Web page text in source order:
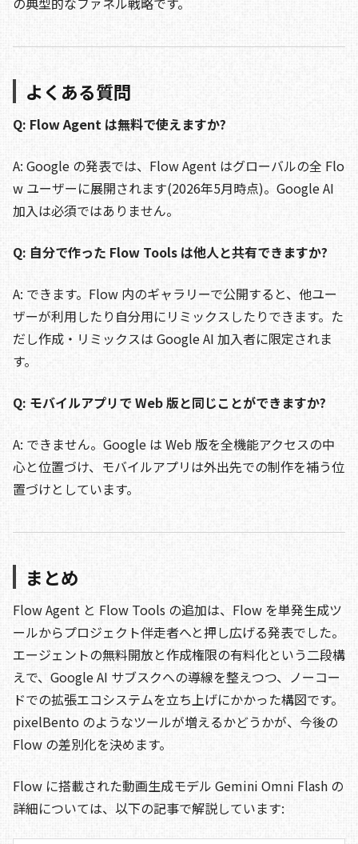
よくある質問
Q: Flow Agent は無料で使えますか?
A: Google の発表では、Flow Agent はグローバルの全 Flo
w ユーザーに展開されます(2026年5月時点)。Google AI
加入は必須ではありません。
Q: 自分で作った Flow Tools は他人と共有できますか?
A: できます。Flow 内のギャラリーで公開すると、他ユー
ザーが利用したり自分用にリミックスしたりできます。た
だし作成・リミックスは Google AI 加入者に限定されま
す。
Q: モバイルアプリで Web 版と同じことができますか?
A: できません。Google は Web 版を全機能アクセスの中
心と位置づけ、モバイルアプリは外出先での制作を補う位
置づけとしています。
まとめ
Flow Agent と Flow Tools の追加は、Flow を単発生成ツ
ールからプロジェクト伴走者へと押し広げる発表でした。
エージェントの無料開放と作成権限の有料化という二段構
えで、Google AI サブスクへの導線を整えつつ、ノーコー
ドでの拡張エコシステムを立ち上げにかかった構図です。
pixelBento のようなツールが増えるかどうかが、今後の
Flow の差別化を決めます。
Flow に搭載された動画生成モデル Gemini Omni Flash の
詳細については、以下の記事で解説しています: